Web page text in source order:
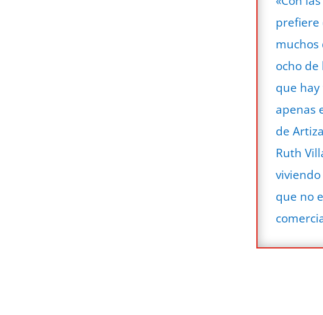
prefiere
muchos
ocho
que
apenas
de
Ruth
que no